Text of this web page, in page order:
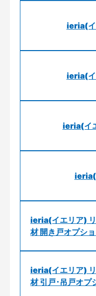
ieria(イ
ieria(イ
ieria(イ
ieria(
ieria(イエリア)
材 開き戸オプシ
ieria(イエリア)
材 引戸･吊戸オプ